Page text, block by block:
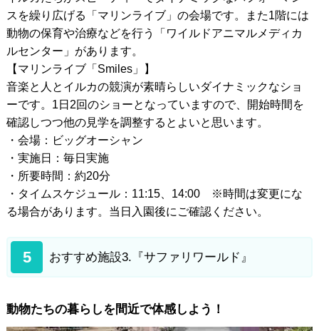
スを繰り広げる「マリンライブ」の会場です。また1階には
動物の保育や治療などを行う「ワイルドアニマルメディカ
ルセンター」があります。
【マリンライブ「Smiles」】
音楽と人とイルカの競演が素晴らしいダイナミックなショ
ーです。1日2回のショーとなっていますので、開始時間を
確認しつつ他の見学を調整するとよいと思います。
・会場：ビッグオーシャン
・実施日：毎日実施
・所要時間：約20分
・タイムスケジュール：11:15、14:00 ※時間は変更にな
る場合があります。当日入園後にご確認ください。
5 おすすめ施設3.『サファリワールド』
動物たちの暮らしを間近で体感しよう！